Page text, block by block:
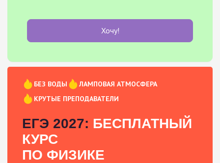
Хочу!
БЕЗ ВОДЫ
ЛАМПОВАЯ АТМОСФЕРА
КРУТЫЕ ПРЕПОДАВАТЕЛИ
ЕГЭ 2027: БЕСПЛАТНЫЙ
КУРС
ПО ФИЗИКЕ